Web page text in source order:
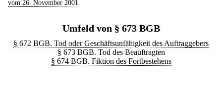
vom 26. November 2001
Umfeld von § 673 BGB
§ 672 BGB. Tod oder Geschäftsunfähigkeit des Auftraggebers
§ 673 BGB. Tod des Beauftragten
§ 674 BGB. Fiktion des Fortbestehens